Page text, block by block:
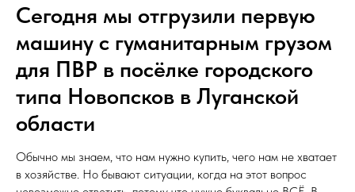
Сегодня мы отгрузили первую
машину с гуманитарным грузом
для ПВР в посёлке городского
типа Новопсков в Луганской
области
Обычно мы знаем, что нам нужно купить, чего нам не хватает
в хозяйстве. Но бывают ситуации, когда на этот вопрос